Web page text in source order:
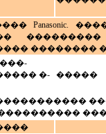
Panasonic.
��������
�-
�����